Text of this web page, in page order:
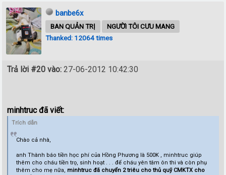
banbe6x
BAN QUẢN TRỊ
NGƯỜI TÔI CƯU MANG
Thanked: 12064 times
Trả lời #20 vào: 27-06-2012 10:42:30
minhtruc đã viết:
Trích dẫn
Chào cả nhà,
anh Thành báo tiền học phí của Hồng Phương là 500K , minhtruc giúp
thêm cho cháu tiền trọ, sinh hoạt . . . để cháu yên tâm ôn thi và còn phụ
thêm cho mẹ nữa, minhtruc đã chuyển 2 triêu cho thủ quỹ CMKTX cho